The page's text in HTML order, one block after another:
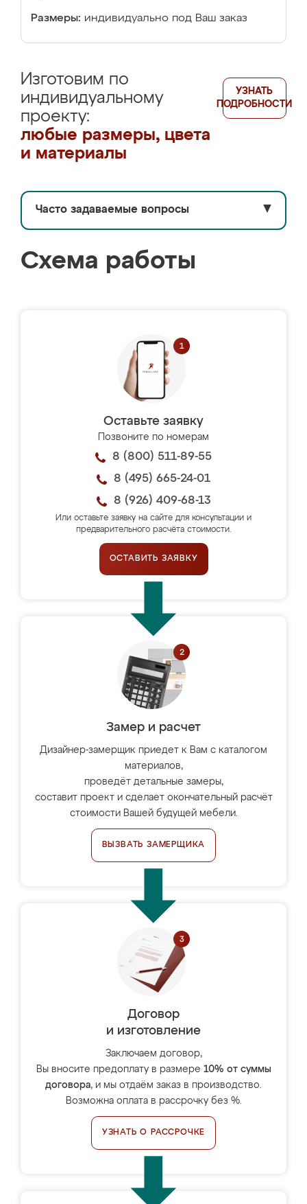
Размеры: индивидуально под Ваш заказ
Изготовим по
индивидуальному
проекту:
любые размеры, цвета
и материалы
УЗНАТЬ
ПОДРОБНОСТИ
Часто задаваемые вопросы ▼
Схема работы
Оставьте заявку
Позвоните по номерам
8 (800) 511-89-55
8 (495) 665-24-01
8 (926) 409-68-13
Или оставьте заявку на сайте для консультации и
предварительного расчёта стоимости.
ОСТАВИТЬ ЗАЯВКУ
Замер и расчет
Дизайнер-замерщик приедет к Вам с каталогом
материалов,
проведёт детальные замеры,
составит проект и сделает окончательный расчёт
стоимости Вашей будущей мебели.
ВЫЗВАТЬ ЗАМЕРЩИКА
Договор
и изготовление
Заключаем договор,
Вы вносите предоплату в размере 10% от суммы
договора, и мы отдаём заказ в производство.
Возможна оплата в рассрочку без %.
УЗНАТЬ О РАССРОЧКЕ